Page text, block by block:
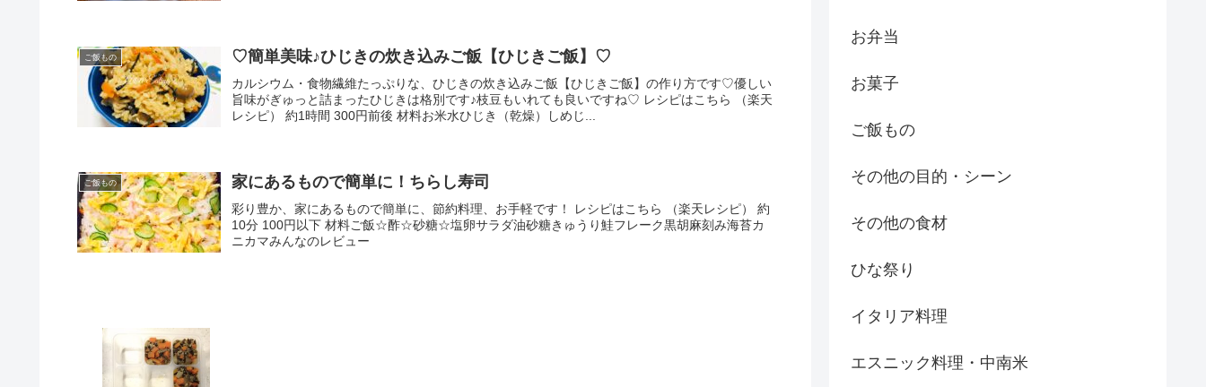
ご飯もの ♡簡単美味♪ひじきの炊き込みご飯【ひじきご飯】♡
カルシウム・食物繊維たっぷりな、ひじきの炊き込みご飯【ひじきご飯】の作り方です♡優しい
旨味がぎゅっと詰まったひじきは格別です♪枝豆もいれても良いですね♡ レシピはこちら （楽天
レシピ） 約1時間 300円前後 材料お米水ひじき（乾燥）しめじ...
ご飯もの 家にあるもので簡単に！ちらし寿司
彩り豊か、家にあるもので簡単に、節約料理、お手軽です！ レシピはこちら （楽天レシピ） 約
10分 100円以下 材料ご飯☆酢☆砂糖☆塩卵サラダ油砂糖きゅうり鮭フレーク黒胡麻刻み海苔カ
ニカマみんなのレビュー
お弁当
お菓子
ご飯もの
その他の目的・シーン
その他の食材
ひな祭り
イタリア料理
エスニック料理・中南米